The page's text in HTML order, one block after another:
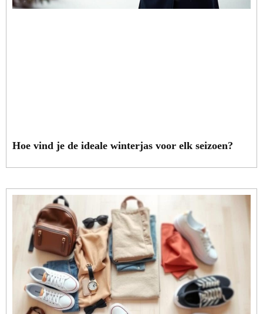
Hoe vind je de ideale winterjas voor elk seizoen?